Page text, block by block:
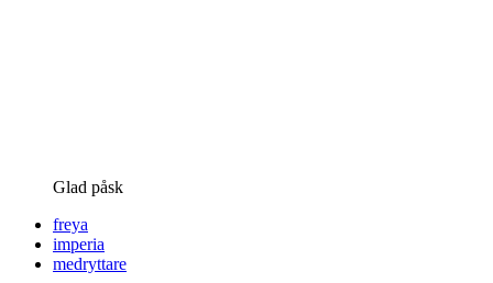
Glad påsk
freya
imperia
medryttare